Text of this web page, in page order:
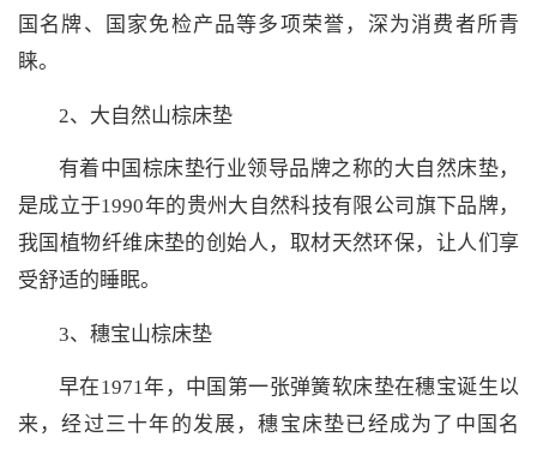
国名牌、国家免检产品等多项荣誉，深为消费者所青
睐。
2、大自然山棕床垫
有着中国棕床垫行业领导品牌之称的大自然床垫，
是成立于1990年的贵州大自然科技有限公司旗下品牌，
我国植物纤维床垫的创始人，取材天然环保，让人们享
受舒适的睡眠。
3、穗宝山棕床垫
早在1971年，中国第一张弹簧软床垫在穗宝诞生以
来，经过三十年的发展，穗宝床垫已经成为了中国名